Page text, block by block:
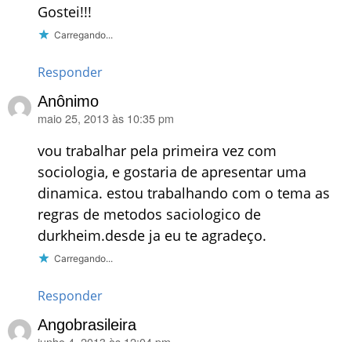
Gostei!!!
Carregando...
Responder
Anônimo
disse:
maio 25, 2013 às 10:35 pm
vou trabalhar pela primeira vez com
sociologia, e gostaria de apresentar uma
dinamica. estou trabalhando com o tema as
regras de metodos saciologico de
durkheim.desde ja eu te agradeço.
Carregando...
Responder
Angobrasileira